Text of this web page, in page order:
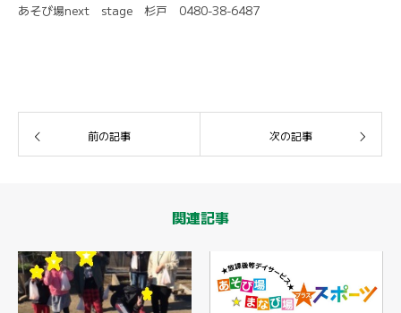
あそび場next stage 杉戸 0480-38-6487
前の記事 次の記事
関連記事